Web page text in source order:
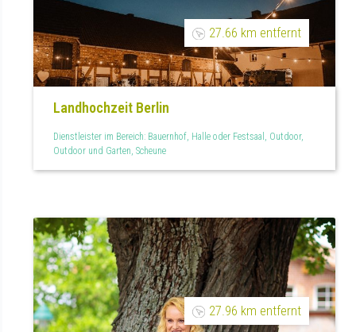
27.66 km entfernt
Landhochzeit Berlin
Dienstleister im Bereich: Bauernhof, Halle oder Festsaal, Outdoor,
Outdoor und Garten, Scheune
27.96 km entfernt